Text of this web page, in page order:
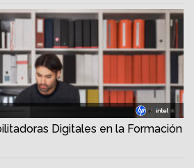
Digitales en la Formación